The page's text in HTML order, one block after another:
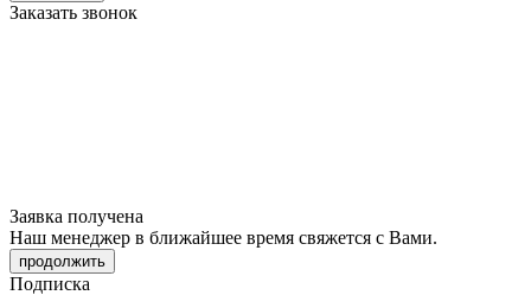
Заказать звонок
Заявка получена
Наш менеджер в ближайшее время свяжется с Вами.
продолжить
Подписка